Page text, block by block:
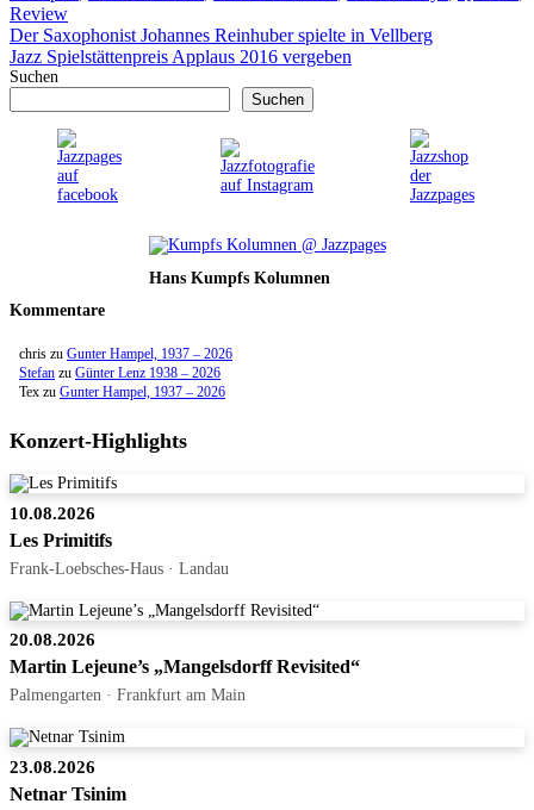
Review
Der Saxophonist Johannes Reinhuber spielte in Vellberg
Jazz Spielstättenpreis Applaus 2016 vergeben
Suchen
Suchen
Hans Kumpfs Kolumnen
Kommentare
chris zu Gunter Hampel, 1937 – 2026
Stefan zu Günter Lenz 1938 – 2026
Tex zu Gunter Hampel, 1937 – 2026
Konzert-Highlights
10.08.2026
Les Primitifs
Frank-Loebsches-Haus · Landau
20.08.2026
Martin Lejeune’s „Mangelsdorff Revisited“
Palmengarten · Frankfurt am Main
23.08.2026
Netnar Tsinim